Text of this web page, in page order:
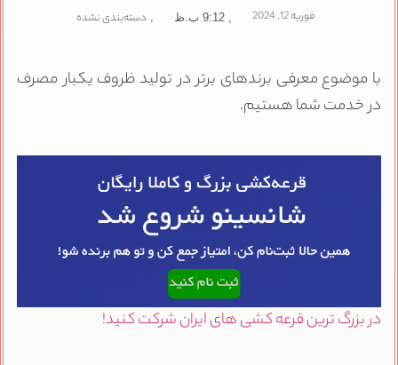
فوریه 12, 2024 9:12 ب.ظ دسته‌بندی نشده
موضوع معرفی برندهای برتر در تولید ظروف یکبار مصرف
خدمت شما هستیم.
بزرگ ترین قرعه کشی های ایران شرکت کنید!